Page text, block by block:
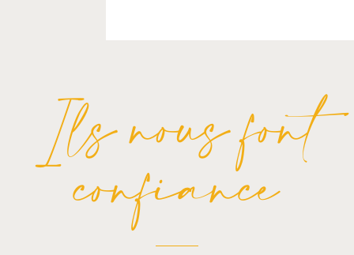
Ils nous font
confiance